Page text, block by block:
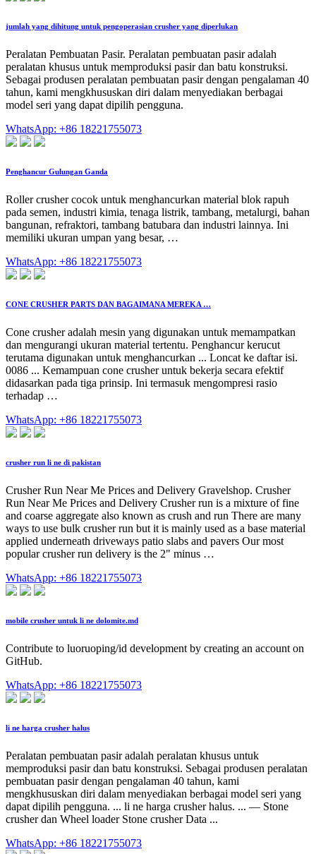
jumlah yang dihitung untuk pengoperasian crusher yang diperlukan
Peralatan Pembuatan Pasir. Peralatan pembuatan pasir adalah
peralatan khusus untuk memproduksi pasir dan batu konstruksi.
Sebagai produsen peralatan pembuatan pasir dengan pengalaman 40
tahun, kami mengkhususkan diri dalam menyediakan berbagai
model seri yang dapat dipilih pengguna.
WhatsApp: +86 18221755073
Penghancur Gulungan Ganda
Roller crusher cocok untuk menghancurkan material blok rapuh
pada semen, industri kimia, tenaga listrik, tambang, metalurgi, bahan
bangunan, refraktori, tambang batubara dan industri lainnya. Ini
memiliki ukuran umpan yang besar, …
WhatsApp: +86 18221755073
CONE CRUSHER PARTS DAN BAGAIMANA MEREKA …
Cone crusher adalah mesin yang digunakan untuk memampatkan
dan mengurangi ukuran material tertentu. Penghancur kerucut
terutama digunakan untuk menghancurkan ... Loncat ke daftar isi.
0086 ... Kemampuan cone crusher untuk bekerja secara efektif
didasarkan pada tiga prinsip. Ini termasuk mengompresi rasio
terhadap …
WhatsApp: +86 18221755073
crusher run li ne di pakistan
Crusher Run Near Me Prices and Delivery Gravelshop. Crusher
Run Near Me Prices and Delivery Crusher run is a mixture of fine
and coarse aggregate also known as crush and run There are many
ways to use bulk crusher run but it is mainly used as a base material
applied underneath driveways patio slabs and pavers Our most
popular crusher run delivery is the 2" minus …
WhatsApp: +86 18221755073
mobile crusher untuk li ne dolomite.md
Contribute to luoruoping/id development by creating an account on
GitHub.
WhatsApp: +86 18221755073
li ne harga crusher halus
Peralatan pembuatan pasir adalah peralatan khusus untuk
memproduksi pasir dan batu konstruksi. Sebagai produsen peralatan
pembuatan pasir dengan pengalaman 40 tahun, kami
mengkhususkan diri dalam menyediakan berbagai model seri yang
dapat dipilih pengguna. ... li ne harga crusher halus. ... — Stone
crusher dan Wheel loader Stone crusher Data ...
WhatsApp: +86 18221755073